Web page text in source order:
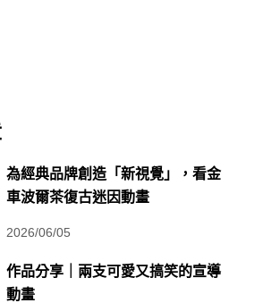
為經典品牌創造「新視覺」，看金
車波爾茶復古迷因動畫
2026/06/05
作品分享｜兩支可愛又搞笑的宣導
動畫